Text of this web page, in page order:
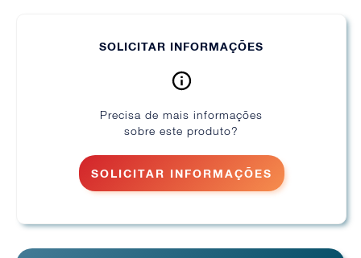
SOLICITAR INFORMAÇÕES
Precisa de mais informações
sobre este produto?
SOLICITAR INFORMAÇÕES